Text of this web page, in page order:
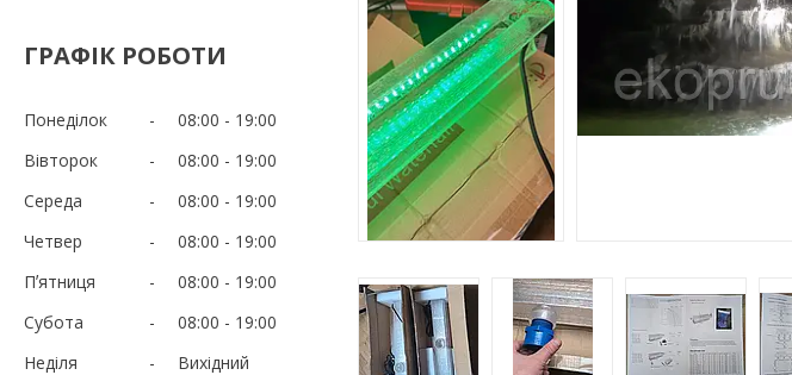
ГРАФІК РОБОТИ
Понеділок 08:00
19:00
Вівторок
08:00
19:00
Середа
08:00
19:00
Четвер
08:00
19:00
Пʼятниця
08:00
19:00
Субота
08:00
19:00
Неділя
Вихідний